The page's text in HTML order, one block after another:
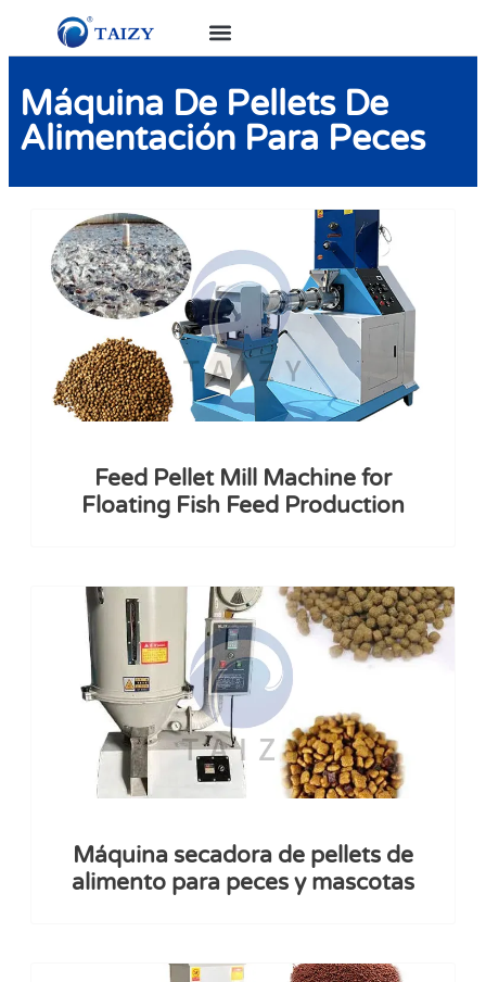
Máquina De Pellets De
Alimentación Para Peces
Feed Pellet Mill Machine for
Floating Fish Feed Production
Máquina secadora de pellets de
alimento para peces y mascotas